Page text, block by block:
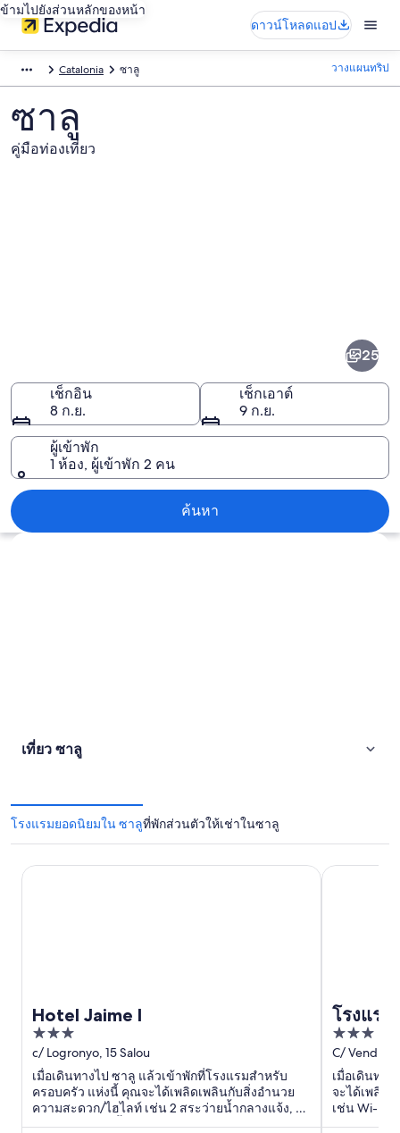
ข้ามไปยังส่วนหลักของหน้า
ดาวน์โหลดแอป
Catalonia ซาลู วางแผนทริป
ซาลู
คู่มือท่องเที่ยว
25
เช็กอิน
8 ก.ย.
เช็กเอาต์
9 ก.ย.
ผู้เข้าพัก
1 ห้อง, ผู้เข้าพัก 2 คน
ค้นหา
สำรวจแผนที่
เที่ยว ซาลู
โรงแรมยอดนิยมใน ซาลูที่พักส่วนตัวให้เช่าในซาลู
Hotel Jaime I
3
out
of
5
c/ Logronyo, 15 Salou
เมื่อเดินทางไป ซาลู แล้วเข้าพักที่โรงแรมสำหรับ
ครอบครัว แห่งนี้ คุณจะได้เพลิดเพลินกับสิ่งอำนวย
ความสะดวก/ไฮไลท์ เช่น 2 สระว่ายน้ำกลางแจ้ง, 2
บาร์ริมสระว่ายน้ำ ...
Hotel Jaime I
โรงแร
แนะนำ
3
out
of
5
C/ Vendrell,
เมื่อเดินทา
จะได้เพลิด
เช่น Wi-Fi
ยอดนิยมใน
โรงแรม ซา